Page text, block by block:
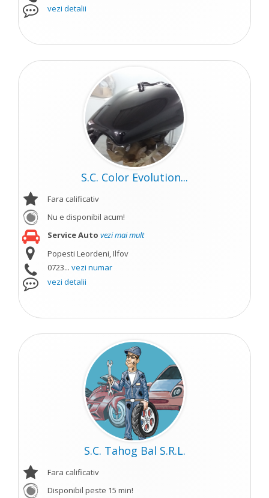
vezi detalii
S.C. Color Evolution...
Fara calificativ
Nu e disponibil acum!
Service Auto vezi mai mult
Popesti Leordeni, Ilfov
0723... vezi numar
vezi detalii
S.C. Tahog Bal S.R.L.
Fara calificativ
Disponibil peste 15 min!